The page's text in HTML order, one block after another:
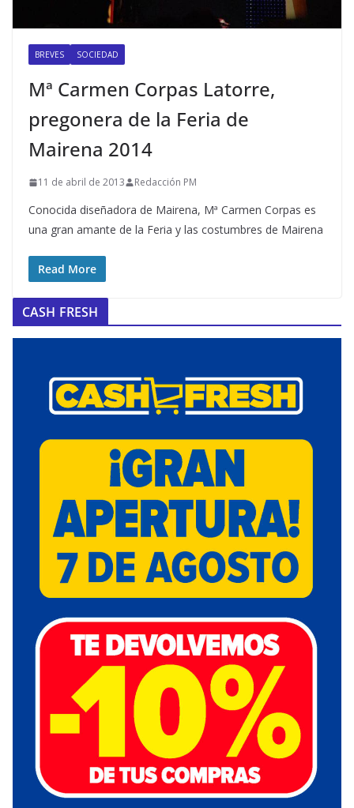
BREVES SOCIEDAD
Mª Carmen Corpas Latorre,
pregonera de la Feria de
Mairena 2014
11 de abril de 2013 Redacción PM
Conocida diseñadora de Mairena, Mª Carmen Corpas es
una gran amante de la Feria y las costumbres de Mairena
Read More
CASH FRESH